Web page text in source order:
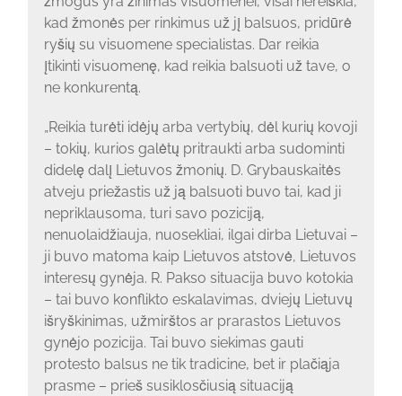
kad žmonės per rinkimus už jį balsuos, pridūrė
ryšių su visuomene specialistas. Dar reikia
įtikinti visuomenę, kad reikia balsuoti už tave, o
ne konkurentą.
„Reikia turėti idėjų arba vertybių, dėl kurių kovoji
– tokių, kurios galėtų pritraukti arba sudominti
didelę dalį Lietuvos žmonių. D. Grybauskaitės
atveju priežastis už ją balsuoti buvo tai, kad ji
nepriklausoma, turi savo poziciją,
nenuolaidžiauja, nuosekliai, ilgai dirba Lietuvai –
ji buvo matoma kaip Lietuvos atstovė, Lietuvos
interesų gynėja. R. Pakso situacija buvo kotokia
– tai buvo konflikto eskalavimas, dviejų Lietuvų
išryškinimas, užmirštos ar prarastos Lietuvos
gynėjo pozicija. Tai buvo siekimas gauti
protesto balsus ne tik tradicine, bet ir plačiąja
prasme – prieš susiklosčiusią situaciją